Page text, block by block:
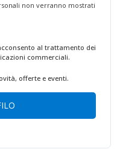
non verranno mostrati
al trattamento dei
commerciali.
offerte e eventi.